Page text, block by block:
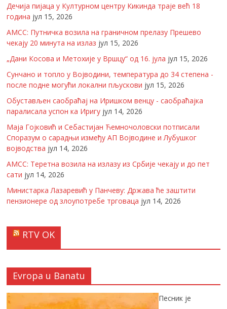
Дечија пијаца у Културном центру Кикинда траје већ 18
година јул 15, 2026
АМСС: Путничка возила на граничном прелазу Прешево
чекају 20 минута на излаз јул 15, 2026
„Дани Косова и Метохије у Вршцу“ од 16. јула јул 15, 2026
Сунчано и топло у Војводини, температура до 34 степена -
после подне могући локални пљускови јул 15, 2026
Обустављен саобраћај на Иришком венцу - саобраћајка
паралисала успон ка Иригу јул 14, 2026
Маја Гојковић и Себастијан Ћемночоловски потписали
Споразум о сарадњи између АП Војводине и Лубушког
војводства јул 14, 2026
АМСС: Теретна возила на излазу из Србије чекају и до пет
сати јул 14, 2026
Министарка Лазаревић у Панчеву: Држава ће заштити
пензионере од злоупотребе трговаца јул 14, 2026
RTV OK
Evropa u Banatu
Песник је